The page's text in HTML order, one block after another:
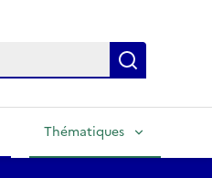
Thématiques